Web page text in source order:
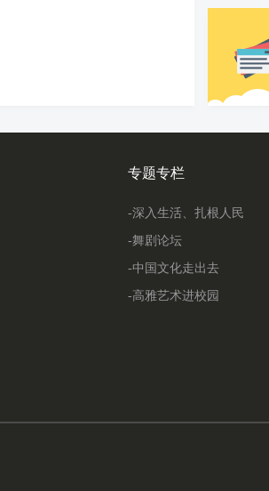
专题专栏
-深入生活、扎根人民
-舞剧论坛
-中国文化走出去
-高雅艺术进校园